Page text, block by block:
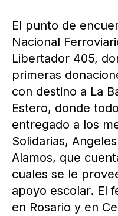
El punto de
Nacional
Libertador 405,
primeras
con destino a La
Estero, donde
entregado a los
Solidarias,
Alamos, que
cuales se le
apoyo escolar. El
en Rosario y en